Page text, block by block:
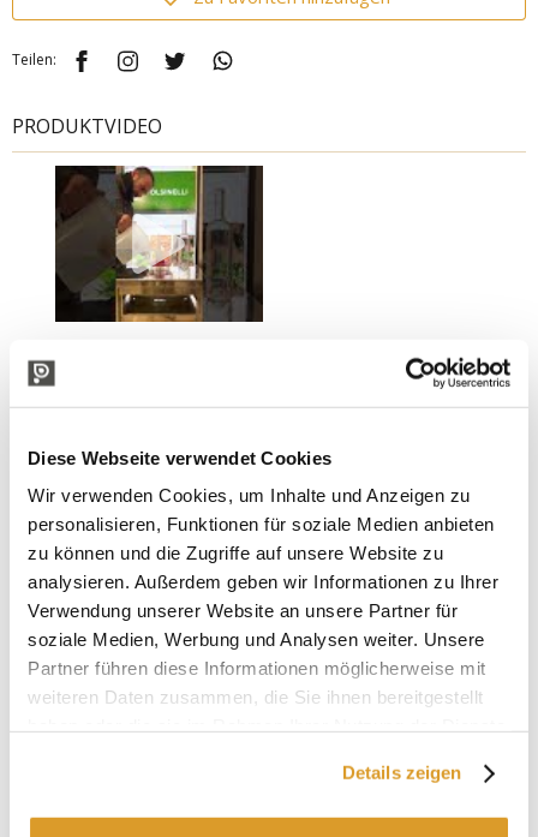
Diese Webseite verwendet Cookies
Wir verwenden Cookies, um Inhalte und Anzeigen zu
personalisieren, Funktionen für soziale Medien anbieten
zu können und die Zugriffe auf unsere Website zu
analysieren. Außerdem geben wir Informationen zu Ihrer
Verwendung unserer Website an unsere Partner für
soziale Medien, Werbung und Analysen weiter. Unsere
Partner führen diese Informationen möglicherweise mit
weiteren Daten zusammen, die Sie ihnen bereitgestellt
Details zeigen
Teilen:
PRODUKTVIDEO
BESCHREIBUNG
Flaschenspüler
FÜR DIE KORREKTE REINIGUNG UND DESINFEKTION DER
FLASCHEN
Flaschenspülen:
In das Becken ¼ Liter Wein (der, der abgefüllt wird)
einfüllen
Die Düse in den Flaschenhals einführen und drücken für
einen schnellen Strahl
Das Einsprühen erlaubt ein Entfernen von möglichen
Rückstanden (Kalk, Staub, etc..)
Desinfektion
Um diese Operation auszuführen, muss man eine